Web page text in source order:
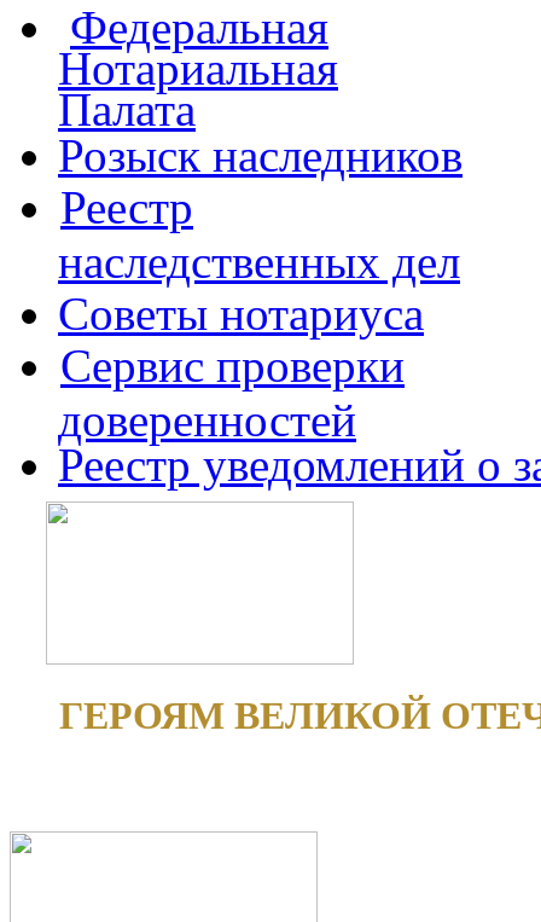
Федеральная
Нотариальная
Палата
Розыск наследников
Реестр
наследственных дел
Советы нотариуса
Сервис проверки
доверенностей
Реестр уведомлений о
ГЕРОЯМ ВЕЛИКОЙ